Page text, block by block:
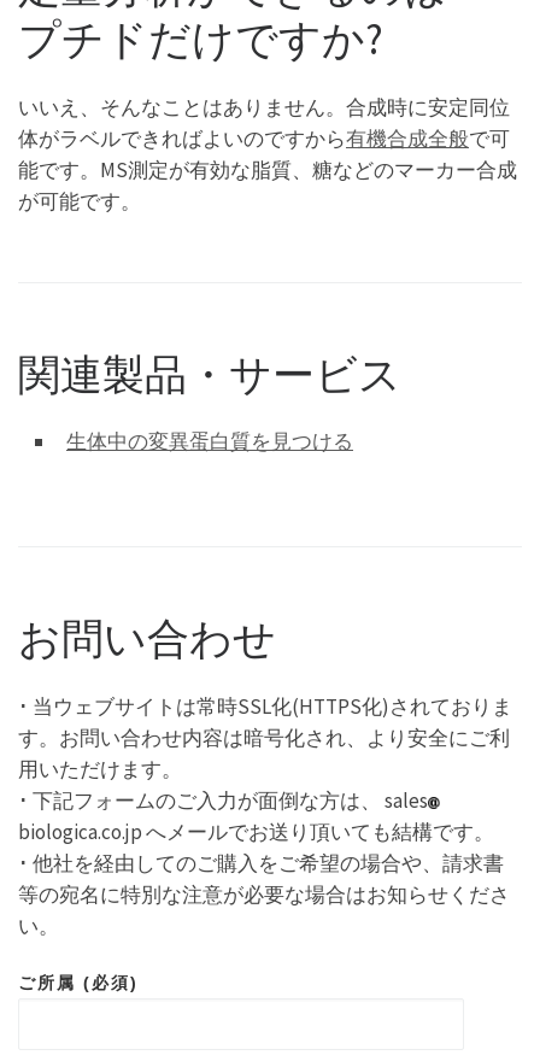
プチドだけですか?
いいえ、そんなことはありません。合成時に安定同位
体がラベルできればよいのですから有機合成全般で可
能です。MS測定が有効な脂質、糖などのマーカー合成
が可能です。
関連製品・サービス
生体中の変異蛋白質を見つける
お問い合わせ
･ 当ウェブサイトは常時SSL化(HTTPS化)されておりま
す。お問い合わせ内容は暗号化され、より安全にご利
用いただけます。
･ 下記フォームのご入力が面倒な方は、 sales
biologica.co.jp へメールでお送り頂いても結構です。
･ 他社を経由してのご購入をご希望の場合や、請求書
等の宛名に特別な注意が必要な場合はお知らせくださ
い。
ご所属 (必須)